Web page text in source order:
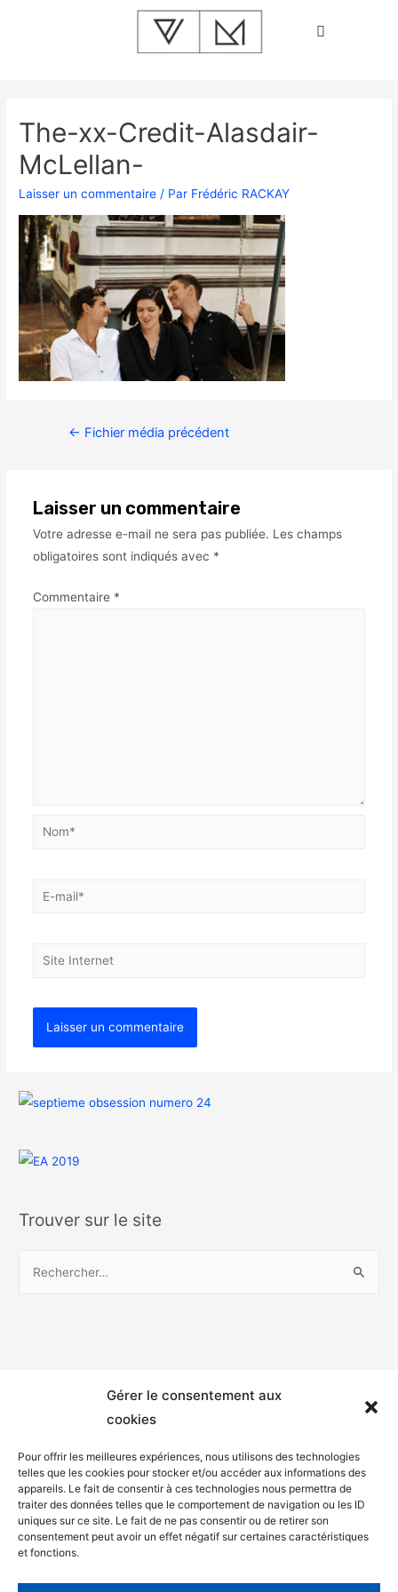
Gérer le consentement aux
cookies
Pour offrir les meilleures expériences, nous utilisons des technologies
telles que les cookies pour stocker et/ou accéder aux informations des
appareils. Le fait de consentir à ces technologies nous permettra de
traiter des données telles que le comportement de navigation ou les ID
uniques sur ce site. Le fait de ne pas consentir ou de retirer son
consentement peut avoir un effet négatif sur certaines caractéristiques
et fonctions.
The-xx-Credit-Alasdair-
McLellan-
Laisser un commentaire / Par Frédéric RACKAY
← Fichier média précédent
Laisser un commentaire
Votre adresse e-mail ne sera pas publiée. Les champs
obligatoires sont indiqués avec *
Commentaire *
Trouver sur le site
Mentions légales
Politique de confidentialité